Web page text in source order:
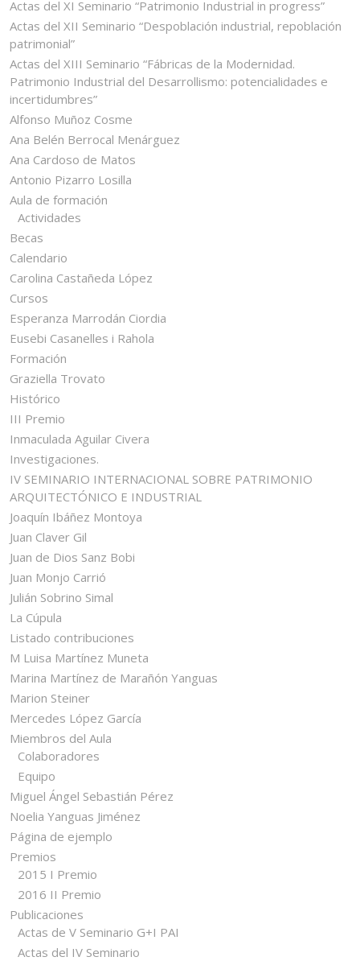
Actas del XI Seminario “Patrimonio Industrial in progress”
Actas del XII Seminario “Despoblación industrial, repoblación
patrimonial”
Actas del XIII Seminario “Fábricas de la Modernidad.
Patrimonio Industrial del Desarrollismo: potencialidades e
incertidumbres”
Alfonso Muñoz Cosme
Ana Belén Berrocal Menárguez
Ana Cardoso de Matos
Antonio Pizarro Losilla
Aula de formación
Actividades
Becas
Calendario
Carolina Castañeda López
Cursos
Esperanza Marrodán Ciordia
Eusebi Casanelles i Rahola
Formación
Graziella Trovato
Histórico
III Premio
Inmaculada Aguilar Civera
Investigaciones.
IV SEMINARIO INTERNACIONAL SOBRE PATRIMONIO
ARQUITECTÓNICO E INDUSTRIAL
Joaquín Ibáñez Montoya
Juan Claver Gil
Juan de Dios Sanz Bobi
Juan Monjo Carrió
Julián Sobrino Simal
La Cúpula
Listado contribuciones
M Luisa Martínez Muneta
Marina Martínez de Marañón Yanguas
Marion Steiner
Mercedes López García
Miembros del Aula
Colaboradores
Equipo
Miguel Ángel Sebastián Pérez
Noelia Yanguas Jiménez
Página de ejemplo
Premios
2015 I Premio
2016 II Premio
Publicaciones
Actas de V Seminario G+I PAI
Actas del IV Seminario